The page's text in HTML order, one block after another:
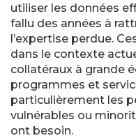
utiliser les données
fallu des années à
l’expertise perdue.
dans le contexte
collatéraux à grande
programmes et
particulièrement les
vulnérables ou
ont besoin.